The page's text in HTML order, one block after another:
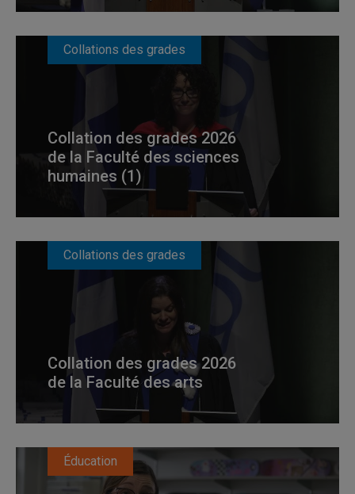
Collations des grades
Collation des grades 2026
de la Faculté des sciences
humaines (1)
Collations des grades
Collation des grades 2026
de la Faculté des arts
Éducation